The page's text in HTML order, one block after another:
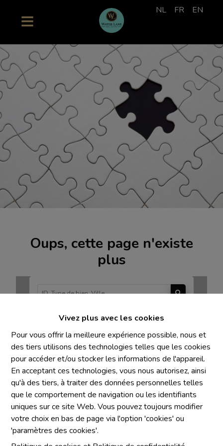
Vivez plus avec les cookies
Pour vous offrir la meilleure expérience possible, nous et
des tiers utilisons des technologies telles que les cookies
pour accéder et/ou stocker les informations de l'appareil.
En acceptant ces technologies, vous nous autorisez, ainsi
qu'à des tiers, à traiter des données personnelles telles
que le comportement de navigation ou les identifiants
uniques sur ce site Web. Vous pouvez toujours modifier
votre choix en bas de page via l'option 'cookies' ou
'paramètres des cookies'.
NL FR EN
Oups, cette page n'existe
plus
À Vendre À Louer
Mentions obligatoires
Chaque agence est juridiquement et financièrement
indépendante
SRL IMMO Water Lane - TVA BE 0755330288